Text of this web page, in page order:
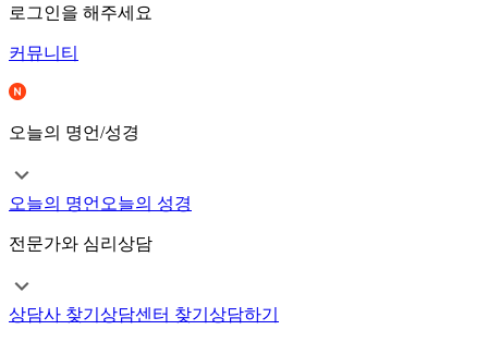
로그인을 해주세요
커뮤니티
오늘의 명언/성경
오늘의 명언 오늘의 성경
전문가와 심리상담
상담사 찾기 상담센터 찾기 상담하기